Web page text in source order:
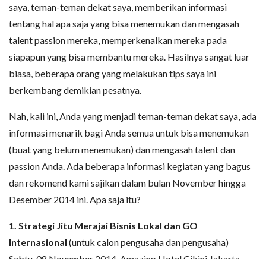
saya, teman-teman dekat saya, memberikan informasi
tentang hal apa saja yang bisa menemukan dan mengasah
talent passion mereka, memperkenalkan mereka pada
siapapun yang bisa membantu mereka. Hasilnya sangat luar
biasa, beberapa orang yang melakukan tips saya ini
berkembang demikian pesatnya.
Nah, kali ini, Anda yang menjadi teman-teman dekat saya, ada
informasi menarik bagi Anda semua untuk bisa menemukan
(buat yang belum menemukan) dan mengasah talent dan
passion Anda. Ada beberapa informasi kegiatan yang bagus
dan rekomend kami sajikan dalam bulan November hingga
Desember 2014 ini. Apa saja itu?
1. Strategi Jitu Merajai Bisnis Lokal dan GO
Internasional (untuk calon pengusaha dan pengusaha)